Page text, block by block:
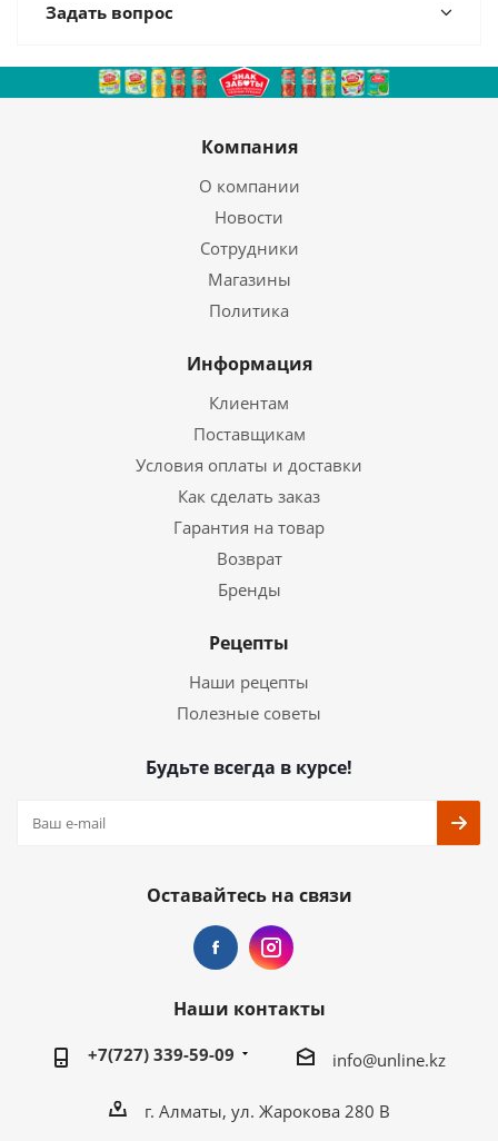
Задать вопрос
Компания
О компании
Новости
Сотрудники
Магазины
Политика
Информация
Клиентам
Поставщикам
Условия оплаты и доставки
Как сделать заказ
Гарантия на товар
Возврат
Бренды
Рецепты
Наши рецепты
Полезные советы
Будьте всегда в курсе!
Оставайтесь на связи
Наши контакты
+7(727) 339-59-09 info@unline.kz
г. Алматы, ул. Жарокова 280 В